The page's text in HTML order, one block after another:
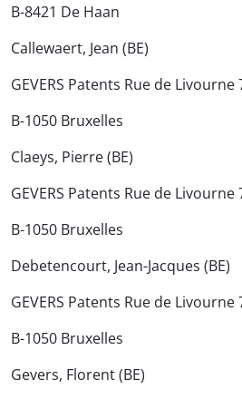
B-8421 De Haan
Callewaert, Jean (BE)
GEVERS Patents Rue de
B-1050 Bruxelles
Claeys, Pierre (BE)
GEVERS Patents Rue de
B-1050 Bruxelles
Debetencourt, Jean-Jacques (BE)
GEVERS Patents Rue de
B-1050 Bruxelles
Gevers, Florent (BE)